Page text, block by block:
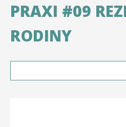
PRAXI #09
RODINY